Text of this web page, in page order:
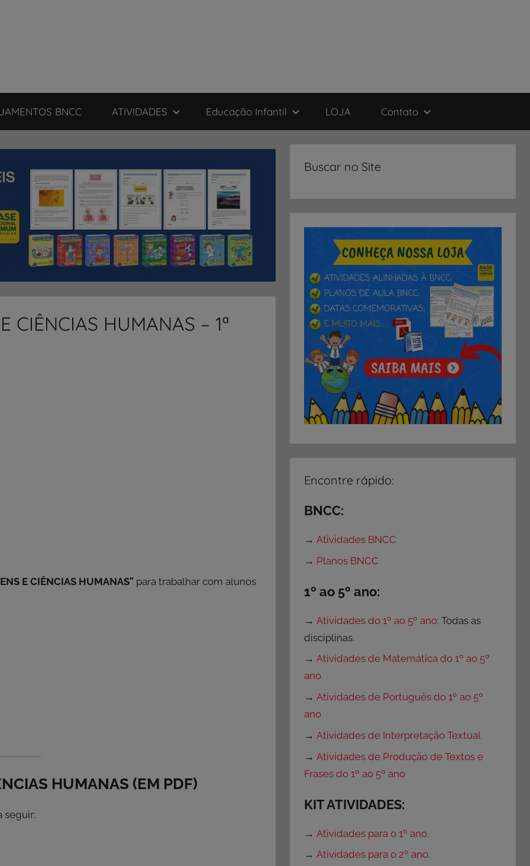
BNCC ATIVIDADES Educação Infantil LOJA Contato
CIÊNCIAS HUMANAS – 1ª
E CIÊNCIAS HUMANAS” para trabalhar com alunos
HUMANAS (EM PDF)
seguir:
Buscar no Site
Encontre rápido:
BNCC:
→Atividades BNCC
→ Planos BNCC
1º ao 5º ano:
→Atividades do 1º ao 5º ano: Todas as
disciplinas.
→Atividades de Matemática do 1º ao 5º
ano
→Atividades de Português do 1º ao 5º
ano
→Atividades de Interpretação Textual
→Atividades de Produção de Textos e
Frases do 1º ao 5º ano
KIT ATIVIDADES:
→Atividades para o 1º ano.
→Atividades para o 2º ano.